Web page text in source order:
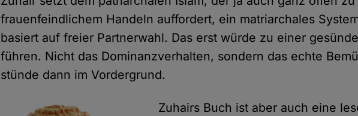
frauenfeindlichem Handeln auffordert, ein matriarchales
basiert auf freier Partnerwahl. Das erst würde zu einer
führen. Nicht das Dominanzverhalten, sondern das echte
stünde dann im Vordergrund.
Zuhairs Buch ist aber auch eine